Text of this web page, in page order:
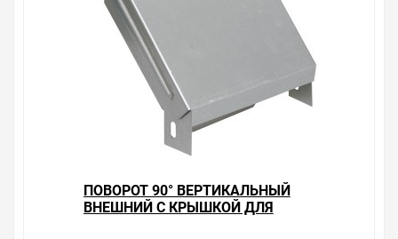
времени. Есть поиск по позициям.
Весь товар сертифицирован, отвечает требованиям
качества. Мы работаем с проверенными
поставщиками, продаем товар от давно
зарекомендовавших себя брендов.
Быстрая доставка в любой город – несколько
вариантов, вы всегда можете выбрать наиболее
крышкой для лотков 50х150 ИЭК , можно получить в
пункте выдачи, или заказать курьерскую доставку до
двери. Закажите выгодную доставку в Ваш город или
ПОВОРОТ 90° ВЕРТИКАЛЬНЫЙ
ВНЕШНИЙ С КРЫШКОЙ ДЛЯ